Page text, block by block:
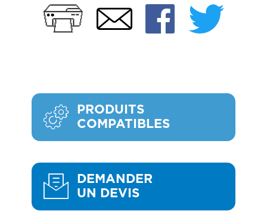
Imprimer
Email
PRODUITS
COMPATIBLES
DEMANDER
UN DEVIS